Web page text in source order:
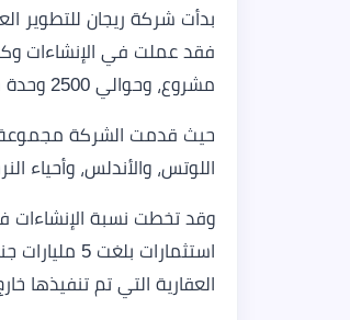
مشروع، وحوالي 2500 وحدة سكنية وتجارية.
حيث قدمت الشركة مجموعة
اللوتس، والأندلس، وأحياء
استثمارات
العقارية التي تم تنفيذها